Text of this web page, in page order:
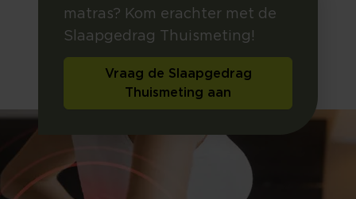
matras? Kom erachter met de
Slaapgedrag Thuismeting!
Vraag de Slaapgedrag
Thuismeting aan